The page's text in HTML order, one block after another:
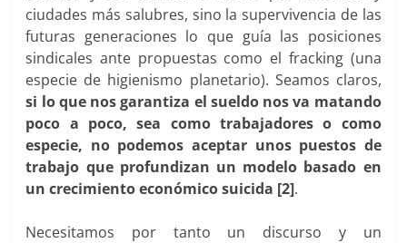
ciudades más salubres, sino la supervivencia de las
futuras generaciones lo que guía las posiciones
sindicales ante propuestas como el fracking (una
especie de higienismo planetario). Seamos claros,
si lo que nos garantiza el sueldo nos va matando
poco a poco, sea como trabajadores o como
especie, no podemos aceptar unos puestos de
trabajo que profundizan un modelo basado en
un crecimiento económico suicida [2].
Necesitamos por tanto un discurso y un